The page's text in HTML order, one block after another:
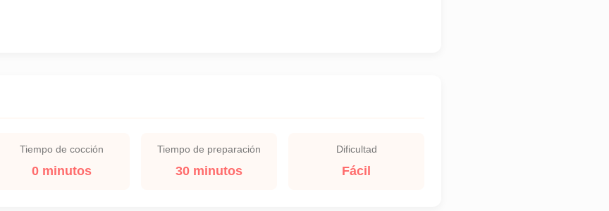
Tiempo de cocción
0 minutos
Tiempo de preparación
30 minutos
Dificultad
Fácil